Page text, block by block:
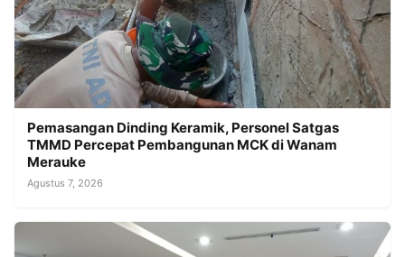
Pemasangan Dinding Keramik, Personel Satgas
TMMD Percepat Pembangunan MCK di Wanam
Merauke
Agustus 7, 2026